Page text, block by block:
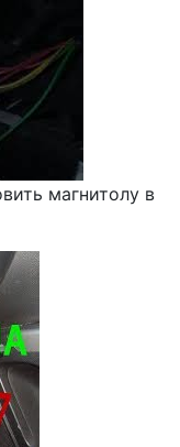
магнитолу в